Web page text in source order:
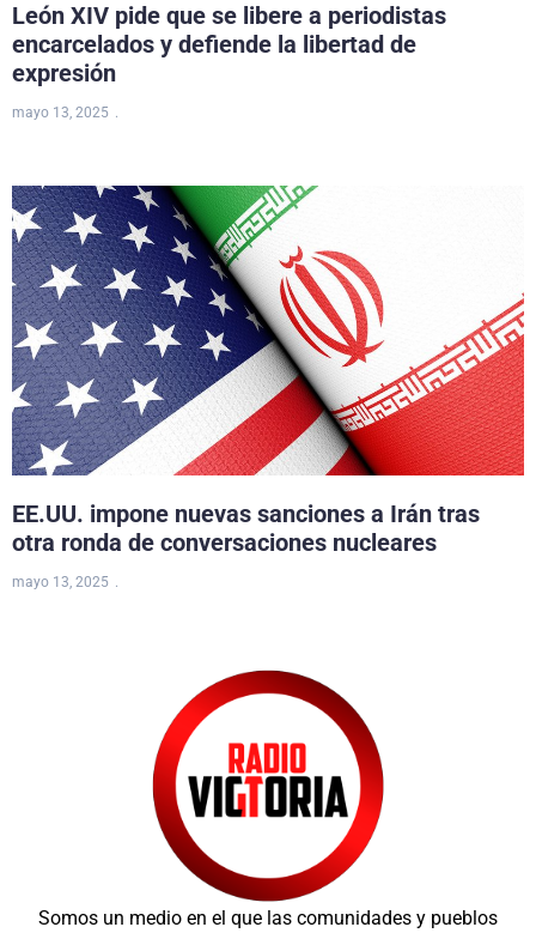
León XIV pide que se libere a periodistas
encarcelados y defiende la libertad de
expresión
mayo 13, 2025
EE.UU. impone nuevas sanciones a Irán tras
otra ronda de conversaciones nucleares
mayo 13, 2025
Somos un medio en el que las comunidades y pueblos